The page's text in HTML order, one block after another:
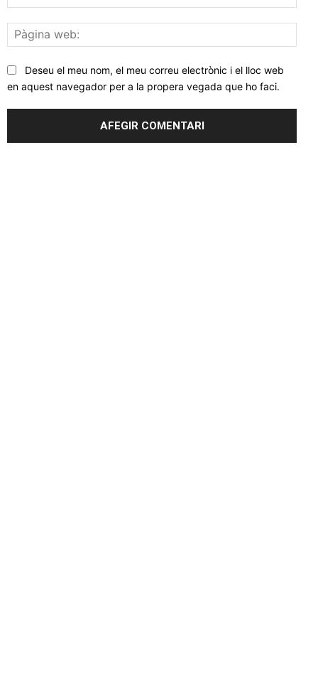
web:
Deseu el meu nom, el meu correu electrònic i el lloc web
en aquest navegador per a la propera vegada que ho faci.